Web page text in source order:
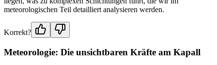
meteorologischen Teil detailliert analysieren werden.
Korrekt?
Meteorologie: Die unsichtbaren Kräfte am Kapall